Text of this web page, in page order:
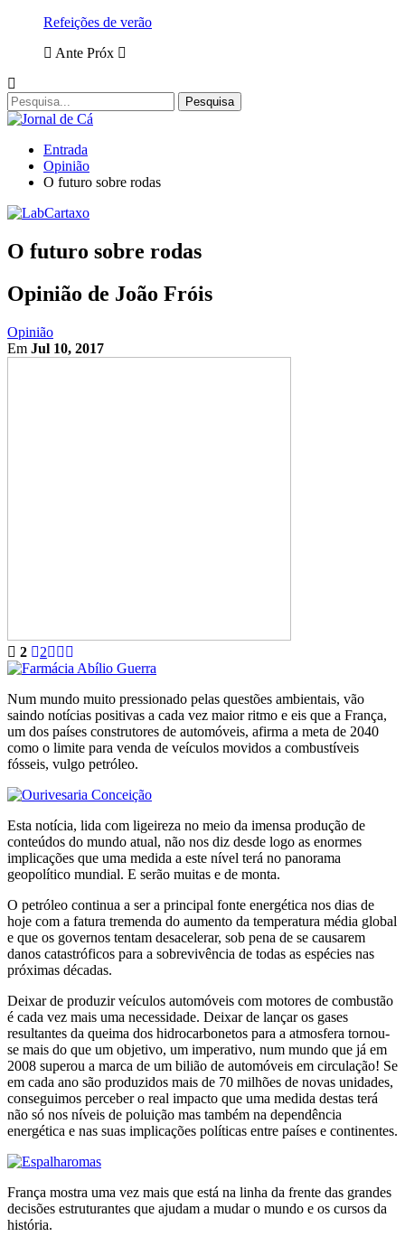
Refeições de verão
Ante Próx
Entrada
Opinião
O futuro sobre rodas
O futuro sobre rodas
Opinião de João Fróis
Opinião
Em Jul 10, 2017
2 2
Num mundo muito pressionado pelas questões ambientais, vão
saindo notícias positivas a cada vez maior ritmo e eis que a França,
um dos países construtores de automóveis, afirma a meta de 2040
como o limite para venda de veículos movidos a combustíveis
fósseis, vulgo petróleo.
Esta notícia, lida com ligeireza no meio da imensa produção de
conteúdos do mundo atual, não nos diz desde logo as enormes
implicações que uma medida a este nível terá no panorama
geopolítico mundial. E serão muitas e de monta.
O petróleo continua a ser a principal fonte energética nos dias de
hoje com a fatura tremenda do aumento da temperatura média global
e que os governos tentam desacelerar, sob pena de se causarem
danos catastróficos para a sobrevivência de todas as espécies nas
próximas décadas.
Deixar de produzir veículos automóveis com motores de combustão
é cada vez mais uma necessidade. Deixar de lançar os gases
resultantes da queima dos hidrocarbonetos para a atmosfera tornou-
se mais do que um objetivo, um imperativo, num mundo que já em
2008 superou a marca de um bilião de automóveis em circulação! Se
em cada ano são produzidos mais de 70 milhões de novas unidades,
conseguimos perceber o real impacto que uma medida destas terá
não só nos níveis de poluição mas também na dependência
energética e nas suas implicações políticas entre países e continentes.
França mostra uma vez mais que está na linha da frente das grandes
decisões estruturantes que ajudam a mudar o mundo e os cursos da
história.